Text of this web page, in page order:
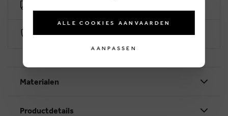
Veilig betalen via Worldline
Materialen
Productdetails
ALLE COOKIES AANVAARDEN
AANPASSEN